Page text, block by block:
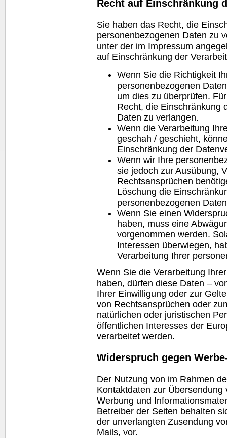
Recht auf Einschränkung
Sie haben das Recht, die
personenbezogenen Daten zu
unter der im Impressum
auf Einschränkung der
Wenn Sie die Richtigkeit
personenbezogenen
um dies zu überprüfen.
Recht, die Einschränkung
Daten zu verlangen.
Wenn die Verarbeitung
geschah / geschieht,
Einschränkung der
Wenn wir Ihre
sie jedoch zur Ausübung,
Rechtsansprüchen
Löschung die
personenbezogenen
Wenn Sie einen
haben, muss eine
vorgenommen werden.
Interessen überwiegen,
Verarbeitung Ihrer
Wenn Sie die Verarbeitung
haben, dürfen diese Daten –
Ihrer Einwilligung oder zur
von Rechtsansprüchen oder
natürlichen oder juristischen
öffentlichen Interesses der
verarbeitet werden.
Widerspruch gegen
Der Nutzung von im Rahmen
Kontaktdaten zur
Werbung und
Betreiber der Seiten behalten
der unverlangten Zusendung
Mails, vor.